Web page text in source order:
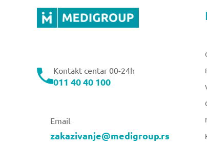
Kontakt centar 00-24h
011 40 40 100
Email
zakazivanje@medigroup.rs